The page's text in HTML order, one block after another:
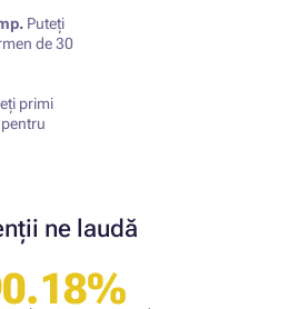
Puteți
de 30
primi
ne laudă